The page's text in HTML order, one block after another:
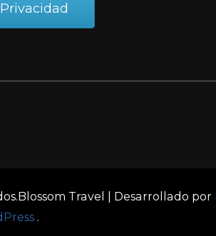
Blossom Travel | Desarrollado por
.